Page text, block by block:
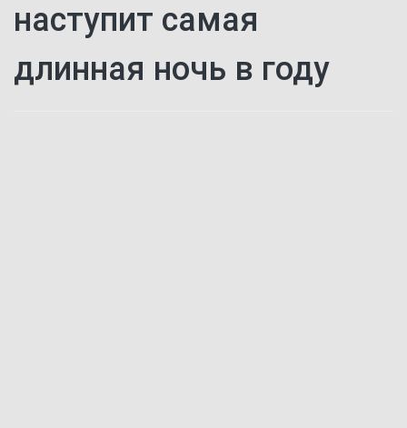
наступит самая
длинная ночь в году